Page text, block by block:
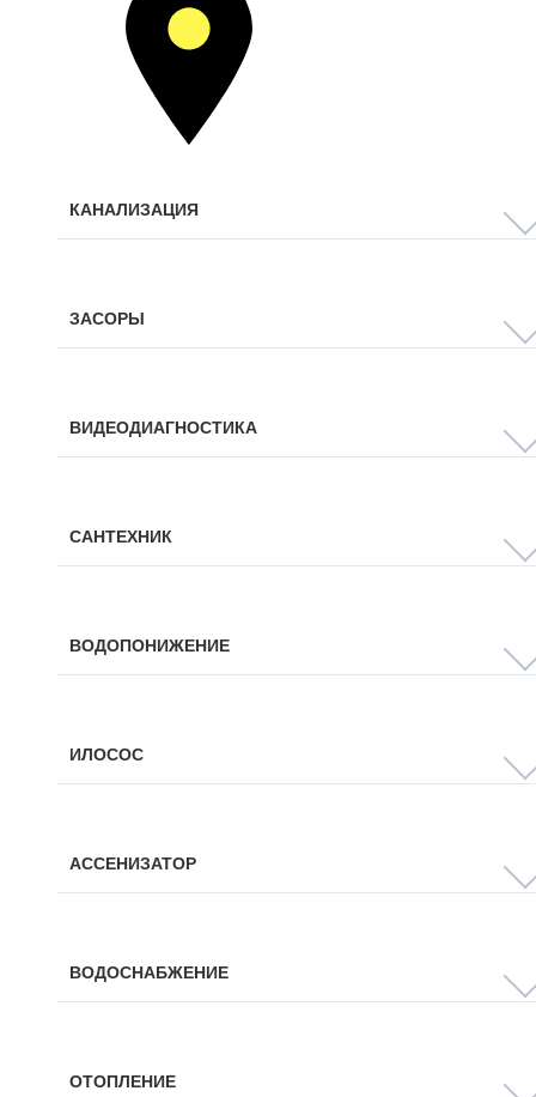
КАНАЛИЗАЦИЯ
ЗАСОРЫ
ВИДЕОДИАГНОСТИКА
САНТЕХНИК
ВОДОПОНИЖЕНИЕ
ИЛОСОС
АССЕНИЗАТОР
ВОДОСНАБЖЕНИЕ
ОТОПЛЕНИЕ